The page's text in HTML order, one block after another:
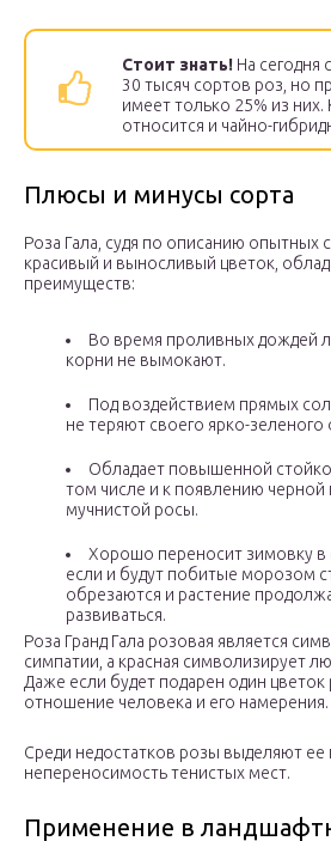
Стоит знать! На сегодня
30 тысяч сортов роз, но
имеет только 25% из них.
относится и чайно-
Плюсы и минусы сорта
Роза Гала, судя по описанию опытных
красивый и выносливый цветок,
преимуществ:
Во время проливных дождей
корни не вымокают.
Под воздействием прямых
не теряют своего ярко-зеленого
Обладает повышенной
том числе и к появлению черной
мучнистой росы.
Хорошо переносит зимовку в
если и будут побитые морозом
обрезаются и растение
развиваться.
Роза Гранд Гала розовая является
симпатии, а красная символизирует
Даже если будет подарен один цветок
отношение человека и его намерения.
Среди недостатков розы выделяют ее
непереносимость тенистых мест.
Применение в